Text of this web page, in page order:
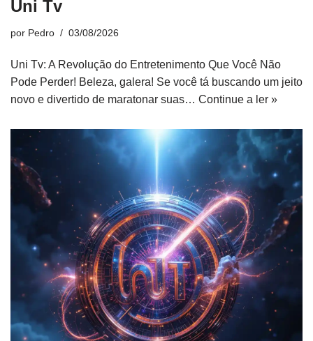
Uni Tv
por Pedro 03/08/2026
Uni Tv: A Revolução do Entretenimento Que Você Não
Pode Perder! Beleza, galera! Se você tá buscando um jeito
novo e divertido de maratonar suas… Continue a ler »